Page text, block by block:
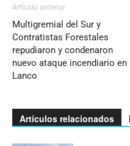
Artículo anterior
Multigremial del Sur y
Contratistas Forestales
repudiaron y condenaron
nuevo ataque incendiario en
Lanco
Artículos relacionados